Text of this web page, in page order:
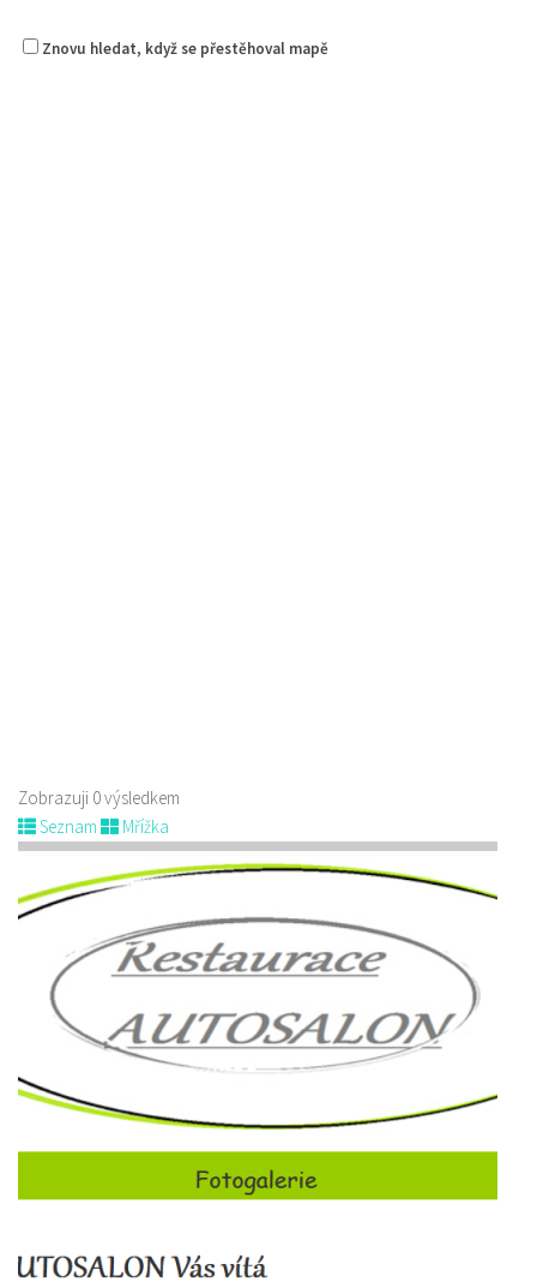
Znovu hledat, když se přestěhoval mapě
Zobrazuji 0 výsledkem
Seznam
Mřížka